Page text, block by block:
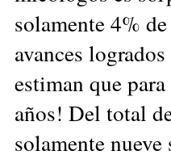
solamente 4%
avances
estiman que
años! Del total
solamente